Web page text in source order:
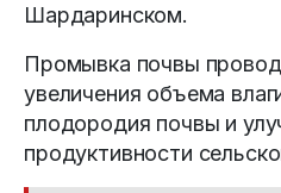
Шардаринском.
Промывка почвы
увеличения объема
плодородия почвы и
продуктивности